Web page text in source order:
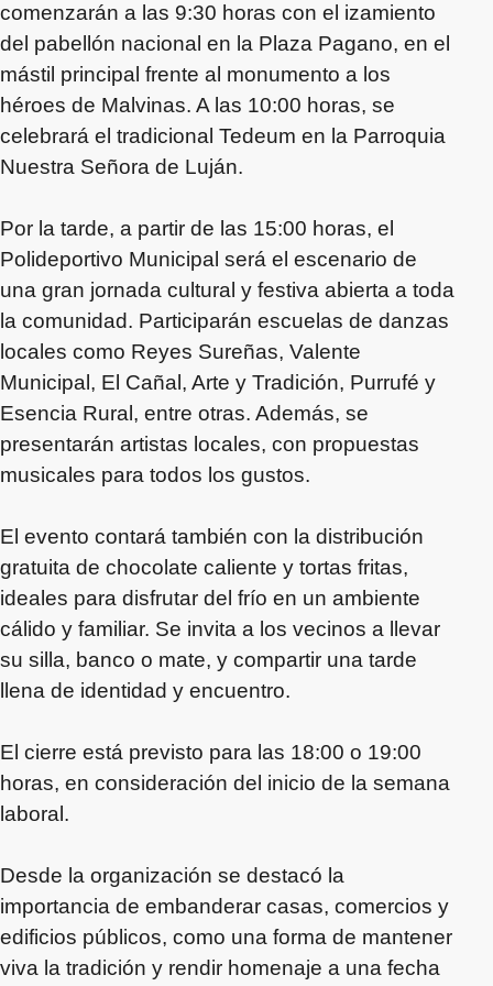
comenzarán a las 9:30 horas con el izamiento
del pabellón nacional en la Plaza Pagano, en el
mástil principal frente al monumento a los
héroes de Malvinas. A las 10:00 horas, se
celebrará el tradicional Tedeum en la Parroquia
Nuestra Señora de Luján.
Por la tarde, a partir de las 15:00 horas, el
Polideportivo Municipal será el escenario de
una gran jornada cultural y festiva abierta a toda
la comunidad. Participarán escuelas de danzas
locales como Reyes Sureñas, Valente
Municipal, El Cañal, Arte y Tradición, Purrufé y
Esencia Rural, entre otras. Además, se
presentarán artistas locales, con propuestas
musicales para todos los gustos.
El evento contará también con la distribución
gratuita de chocolate caliente y tortas fritas,
ideales para disfrutar del frío en un ambiente
cálido y familiar. Se invita a los vecinos a llevar
su silla, banco o mate, y compartir una tarde
llena de identidad y encuentro.
El cierre está previsto para las 18:00 o 19:00
horas, en consideración del inicio de la semana
laboral.
Desde la organización se destacó la
importancia de embanderar casas, comercios y
edificios públicos, como una forma de mantener
viva la tradición y rendir homenaje a una fecha